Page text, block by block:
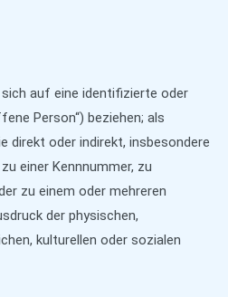
sich auf eine identifizierte oder
Person“) beziehen; als
direkt oder indirekt, insbesondere
einer Kennnummer, zu
zu einem oder mehreren
der physischen,
kulturellen oder sozialen